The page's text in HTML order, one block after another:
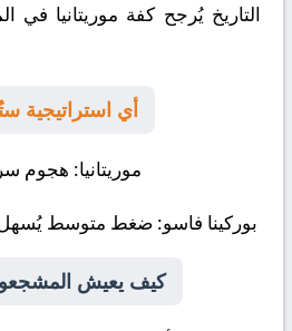
التاريخ يُرجح كفة موريتانيا في
أي استراتيجية
موريتانيا: هجوم
بوركينا فاسو: ضغط متوسط يُسهل
كيف يعيش